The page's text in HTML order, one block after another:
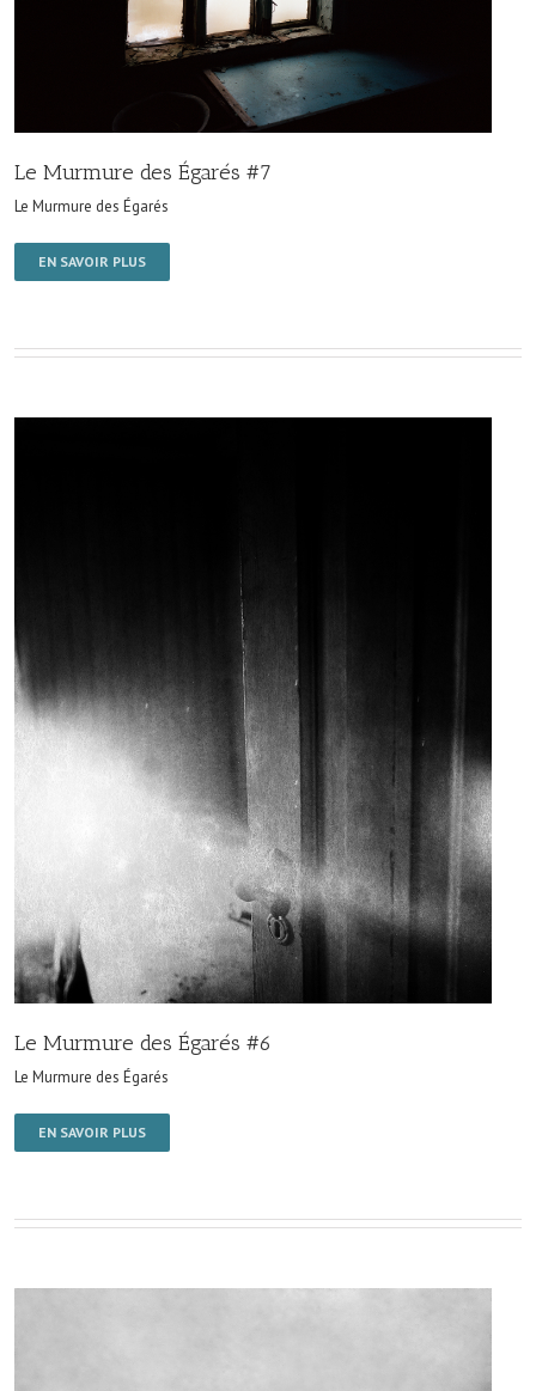
Le Murmure des Égarés #7
Le Murmure des Égarés
EN SAVOIR PLUS
Le Murmure des Égarés #6
Le Murmure des Égarés
EN SAVOIR PLUS